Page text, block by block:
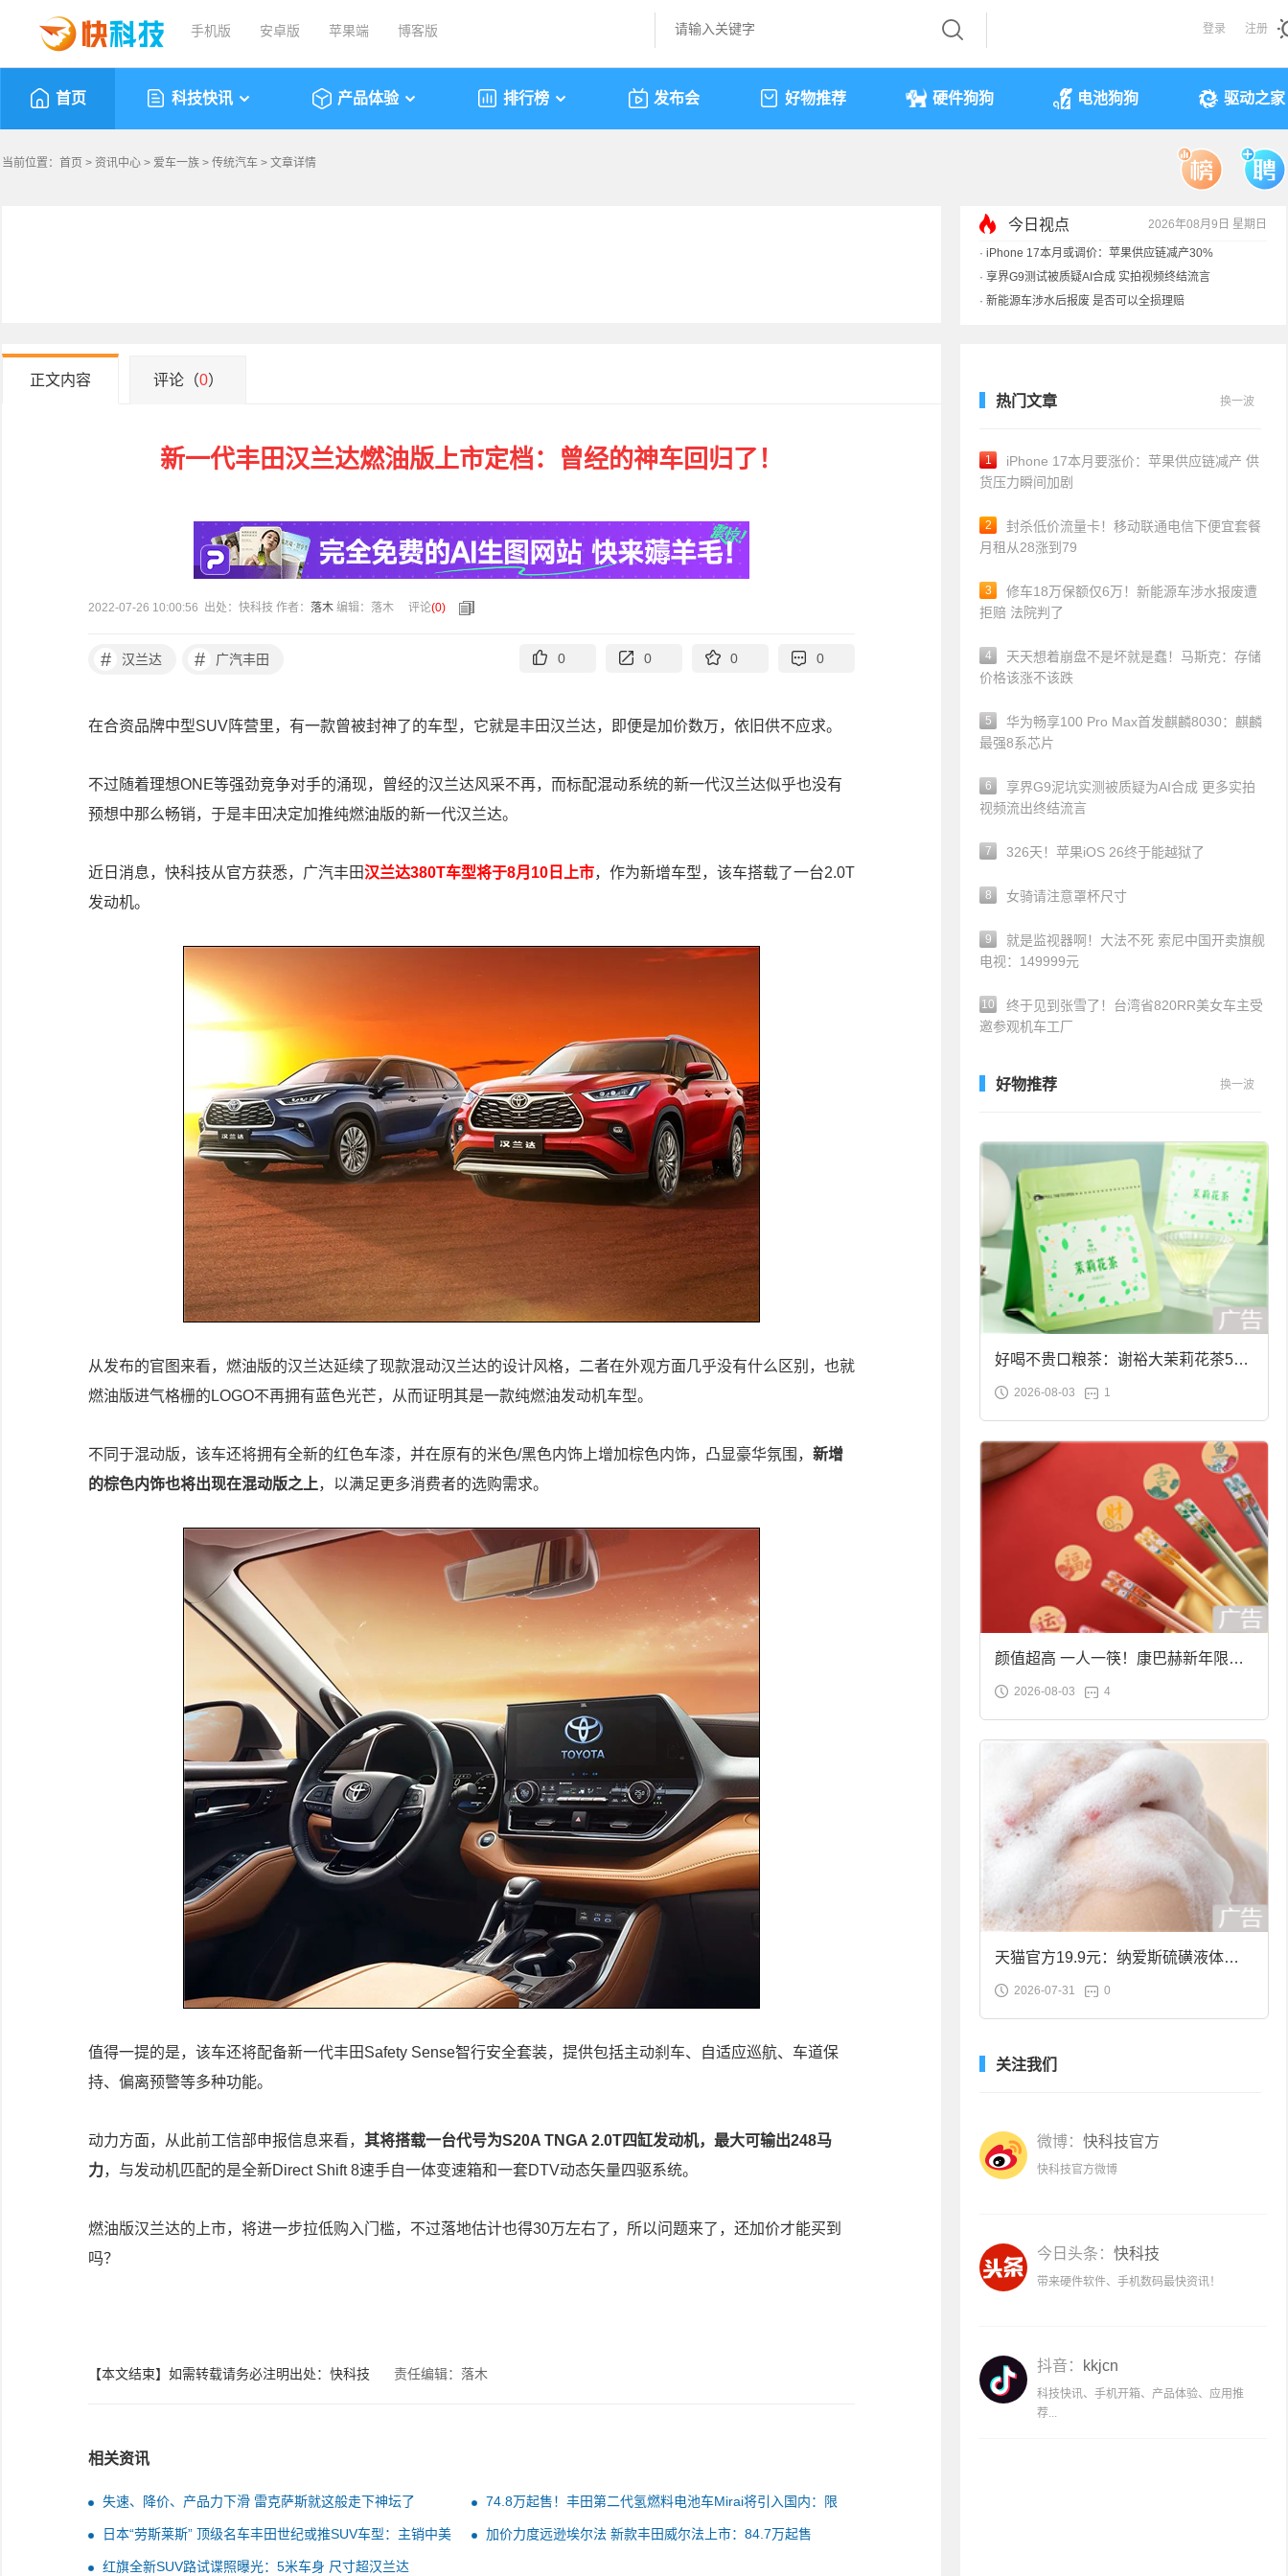
手机版 安卓版 苹果端 博客版 登录 注册
首页 科技快讯 产品体验 排行榜 发布会 好物推荐 硬件狗狗 电池狗狗 驱动之家
当前位置： 首页 > 资讯中心 > 爱车一族 > 传统汽车 > 文章详情
今日视点 2026年08月9日 星期日
· iPhone 17本月或调价：苹果供应链减产30%
· 享界G9测试被质疑AI合成 实拍视频终结流言
· 新能源车涉水后报废 是否可以全损理赔
正文内容 评论（0）
新一代丰田汉兰达燃油版上市定档：曾经的神车回归了！
2022-07-26 10:00:56 出处：快科技 作者： 落木 编辑：落木 评论(0)
# 汉兰达 # 广汽丰田 0 0 0 0
在合资品牌中型SUV阵营里，有一款曾被封神了的车型，它就是丰田汉兰达，即便是加价数万，依旧供不应求。
不过随着理想ONE等强劲竞争对手的涌现，曾经的汉兰达风采不再，而标配混动系统的新一代汉兰达似乎也没有
预想中那么畅销，于是丰田决定加推纯燃油版的新一代汉兰达。
近日消息，快科技从官方获悉，广汽丰田汉兰达380T车型将于8月10日上市，作为新增车型，该车搭载了一台2.0T
发动机。
从发布的官图来看，燃油版的汉兰达延续了现款混动汉兰达的设计风格，二者在外观方面几乎没有什么区别，也就
燃油版进气格栅的LOGO不再拥有蓝色光芒，从而证明其是一款纯燃油发动机车型。
不同于混动版，该车还将拥有全新的红色车漆，并在原有的米色/黑色内饰上增加棕色内饰，凸显豪华氛围， 新增
的棕色内饰也将出现在混动版之上，以满足更多消费者的选购需求。
值得一提的是，该车还将配备新一代丰田Safety Sense智行安全套装，提供包括主动刹车、自适应巡航、车道保
持、偏离预警等多种功能。
动力方面，从此前工信部申报信息来看， 其将搭载一台代号为S20A TNGA 2.0T四缸发动机，最大可输出248马
力，与发动机匹配的是全新Direct Shift 8速手自一体变速箱和一套DTV动态矢量四驱系统。
燃油版汉兰达的上市，将进一步拉低购入门槛，不过落地估计也得30万左右了，所以问题来了，还加价才能买到
吗？
【本文结束】如需转载请务必注明出处：快科技 责任编辑：落木
相关资讯
失速、降价、产品力下滑 雷克萨斯就这般走下神坛了
74.8万起售！丰田第二代氢燃料电池车Mirai将引入国内：限
量50台
日本“劳斯莱斯” 顶级名车丰田世纪或推SUV车型：主销中美 加价力度远逊埃尔法 新款丰田威尔法上市：84.7万起售
红旗全新SUV路试谍照曝光：5米车身 尺寸超汉兰达
热门文章 换一波
1
iPhone 17本月要涨价：苹果供应链减产 供
货压力瞬间加剧
2
封杀低价流量卡！移动联通电信下便宜套餐
月租从28涨到79
3
修车18万保额仅6万！新能源车涉水报废遭
拒赔 法院判了
4
天天想着崩盘不是坏就是蠢！马斯克：存储
价格该涨不该跌
5
华为畅享100 Pro Max首发麒麟8030：麒麟
最强8系芯片
6
享界G9泥坑实测被质疑为AI合成 更多实拍
视频流出终结流言
7 326天！苹果iOS 26终于能越狱了
8 女骑请注意罩杯尺寸
9
就是监视器啊！大法不死 索尼中国开卖旗舰
电视：149999元
10
终于见到张雪了！台湾省820RR美女车主受
邀参观机车工厂
好物推荐 换一波
好喝不贵口粮茶：谢裕大茉莉花茶50g
袋装9.9元到手
2026-08-03 1
颜值超高 一人一筷！康巴赫新年限定
合金筷子大促：19.9元
2026-08-03 4
天猫官方19.9元：纳爱斯硫磺液体香
皂2斤大促
2026-07-31 0
关注我们
微博： 快科技官方
快科技官方微博
今日头条： 快科技
带来硬件软件、手机数码最快资讯！
抖音： kkjcn
科技快讯、手机开箱、产品体验、应用推
荐...